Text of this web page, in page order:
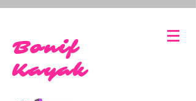
Bonif
Kayak